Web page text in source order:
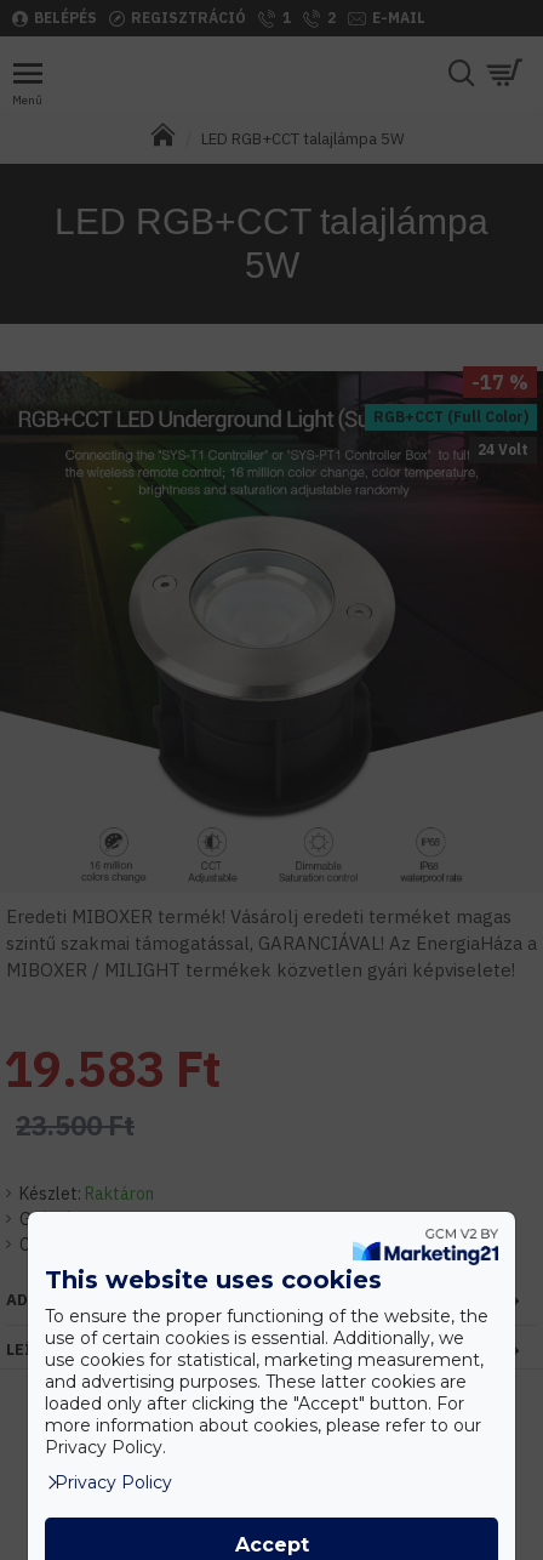
BELÉPÉS REGISZTRÁCIÓ 1 2 E-MAIL
LED RGB+CCT talajlámpa 5W
LED RGB+CCT talajlámpa
5W
RGB+CCT (Full Color)
24 Volt
-17 %
Eredeti MIBOXER termék! Vásárolj eredeti terméket magas
szintű szakmai támogatással, GARANCIÁVAL! Az EnergiaHáza a
MIBOXER / MILIGHT termékek közvetlen gyári képviselete!
Készlet: Raktáron
Gyártó:Miboxer / Mi-Light
Cikkszám:
19.583 Ft
23.500 Ft
ADATOK
LEÍRÁS
Vásárolj nagyobb mennyiségben és megadjuk a legjobb gyártói árakat.
This website uses cookies
To ensure the proper functioning of the website, the
use of certain cookies is essential. Additionally, we
use cookies for statistical, marketing measurement,
and advertising purposes. These latter cookies are
loaded only after clicking the "Accept" button. For
more information about cookies, please refer to our
Privacy Policy.
Privacy Policy
Accept